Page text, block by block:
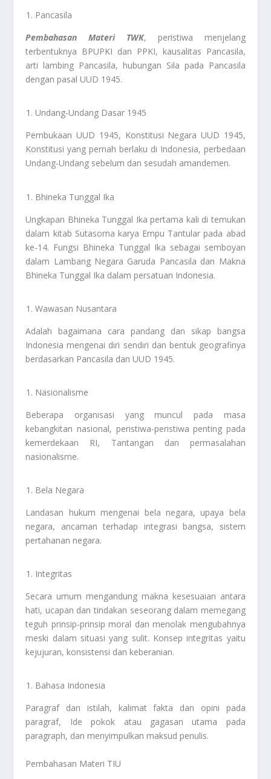
Pancasila
Pembahasan Materi TWK, peristiwa menjelang
terbentuknya BPUPKI dan PPKI, kausalitas Pancasila,
arti lambing Pancasila, hubungan Sila pada Pancasila
dengan pasal UUD 1945.
Undang-Undang Dasar 1945
Pembukaan UUD 1945, Konstitusi Negara UUD 1945,
Konstitusi yang pernah berlaku di Indonesia, perbedaan
Undang-Undang sebelum dan sesudah amandemen.
Bhineka Tunggal Ika
Ungkapan Bhineka Tunggal Ika pertama kali di temukan
dalam kitab Sutasoma karya Empu Tantular pada abad
ke-14. Fungsi Bhineka Tunggal Ika sebagai semboyan
dalam Lambang Negara Garuda Pancasila dan Makna
Bhineka Tunggal Ika dalam persatuan Indonesia.
Wawasan Nusantara
Adalah bagaimana cara pandang dan sikap bangsa
Indonesia mengenai diri sendiri dan bentuk geografinya
berdasarkan Pancasila dan UUD 1945.
Nasionalisme
Beberapa organisasi yang muncul pada masa
kebangkitan nasional, peristiwa-peristiwa penting pada
kemerdekaan RI, Tantangan dan permasalahan
nasionalisme.
Bela Negara
Landasan hukum mengenai bela negara, upaya bela
negara, ancaman terhadap integrasi bangsa, sistem
pertahanan negara.
Integritas
Secara umum mengandung makna kesesuaian antara
hati, ucapan dan tindakan seseorang dalam memegang
teguh prinsip-prinsip moral dan menolak mengubahnya
meski dalam situasi yang sulit. Konsep integritas yaitu
kejujuran, konsistensi dan keberanian.
Bahasa Indonesia
Paragraf dan istilah, kalimat fakta dan opini pada
paragraf, Ide pokok atau gagasan utama pada
paragraph, dan menyimpulkan maksud penulis.
Pembahasan Materi TIU